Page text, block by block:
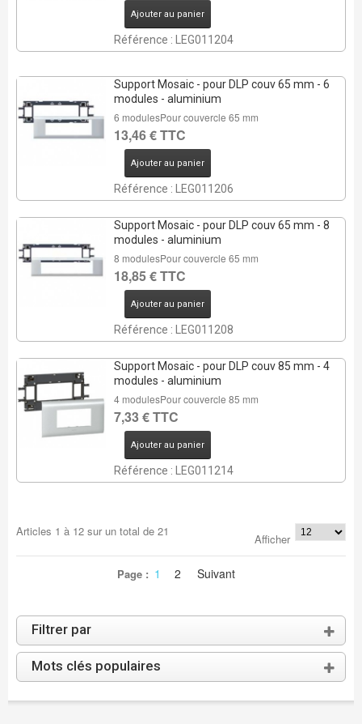
Ajouter au panier
Référence : LEG011204
Support Mosaic - pour DLP couv 65 mm - 6
modules - aluminium
6 modulesPour couvercle 65 mm
13,46 € TTC
Ajouter au panier
Référence : LEG011206
Support Mosaic - pour DLP couv 65 mm - 8
modules - aluminium
8 modulesPour couvercle 65 mm
18,85 € TTC
Ajouter au panier
Référence : LEG011208
Support Mosaic - pour DLP couv 85 mm - 4
modules - aluminium
4 modulesPour couvercle 85 mm
7,33 € TTC
Ajouter au panier
Référence : LEG011214
Articles 1 à 12sur un total de 21
Afficher
Page : 1 2 Suivant
Filtrer par
Mots clés populaires